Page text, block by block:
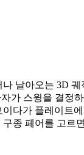
날아오는 3D 궤
가 스윙을 결정
다가 플레이트
종 페어를 고르